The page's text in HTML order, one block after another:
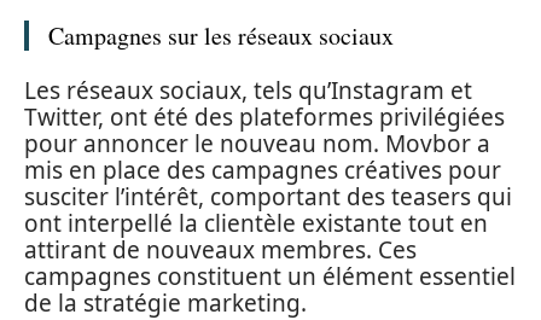
Campagnes sur les réseaux sociaux
Les réseaux sociaux, tels qu’Instagram et
Twitter, ont été des plateformes privilégiées
pour annoncer le nouveau nom. Movbor a
mis en place des campagnes créatives pour
susciter l’intérêt, comportant des teasers qui
ont interpellé la clientèle existante tout en
attirant de nouveaux membres. Ces
campagnes constituent un élément essentiel
de la stratégie marketing.